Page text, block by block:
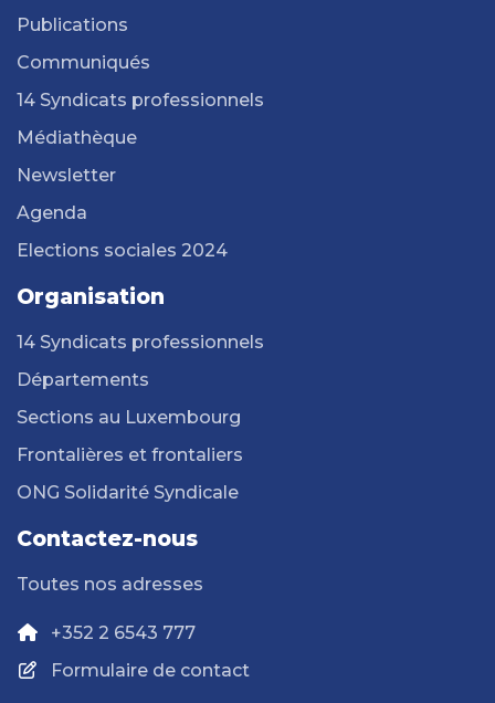
Publications
Communiqués
14 Syndicats professionnels
Médiathèque
Newsletter
Agenda
Elections sociales 2024
Organisation
14 Syndicats professionnels
Départements
Sections au Luxembourg
Frontalières et frontaliers
ONG Solidarité Syndicale
Contactez-nous
Toutes nos adresses
+352 2 6543 777
Formulaire de contact